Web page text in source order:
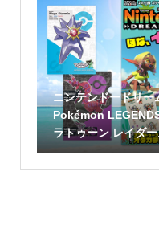
ニンテンドードリー
Pokémon
ラトゥーン レイダ